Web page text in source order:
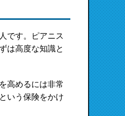
です。ピアニス
は高度な知識と
高めるには非常
いう保険をかけ